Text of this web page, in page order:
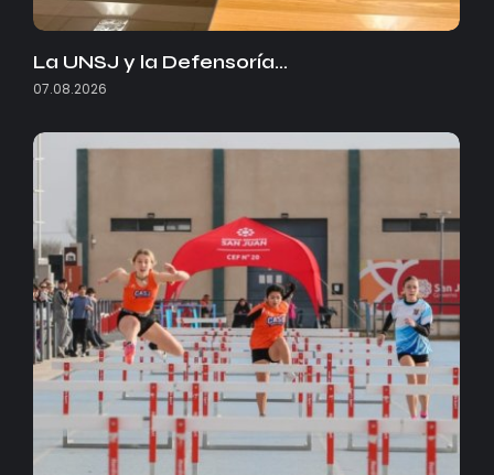
La UNSJ y la Defensoría…
07.08.2026